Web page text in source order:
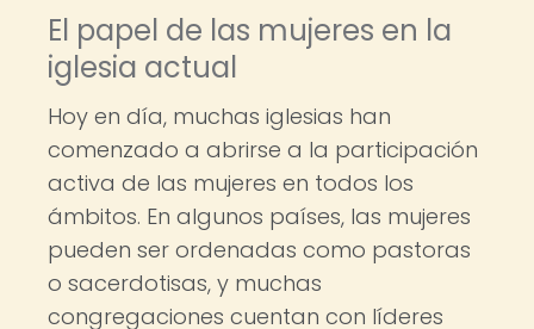
El papel de las mujeres en la
iglesia actual
Hoy en día, muchas iglesias han
comenzado a abrirse a la participación
activa de las mujeres en todos los
ámbitos. En algunos países, las mujeres
pueden ser ordenadas como pastoras
o sacerdotisas, y muchas
congregaciones cuentan con líderes